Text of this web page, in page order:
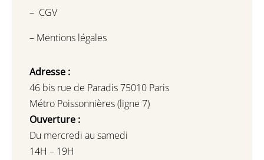
– CGV
– Mentions légales
Adresse :
46 bis rue de Paradis 75010 Paris
Métro Poissonnières (ligne 7)
Ouverture :
Du mercredi au samedi
14H – 19H